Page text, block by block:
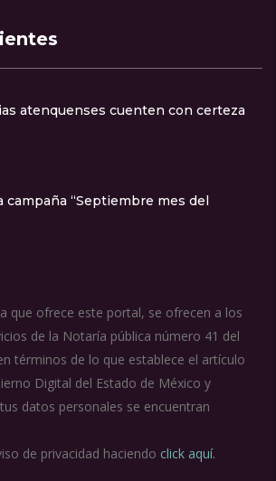
atenquenses cuenten con certeza
campaña “Septiembre mes del
que ofrece este portal, se ofrecen a los
de la Notaría pública número 41 del
términos de lo que establece el artículo
Digital del Estado de México y
datos personales se encuentran
de privacidad haciendo click aquí.